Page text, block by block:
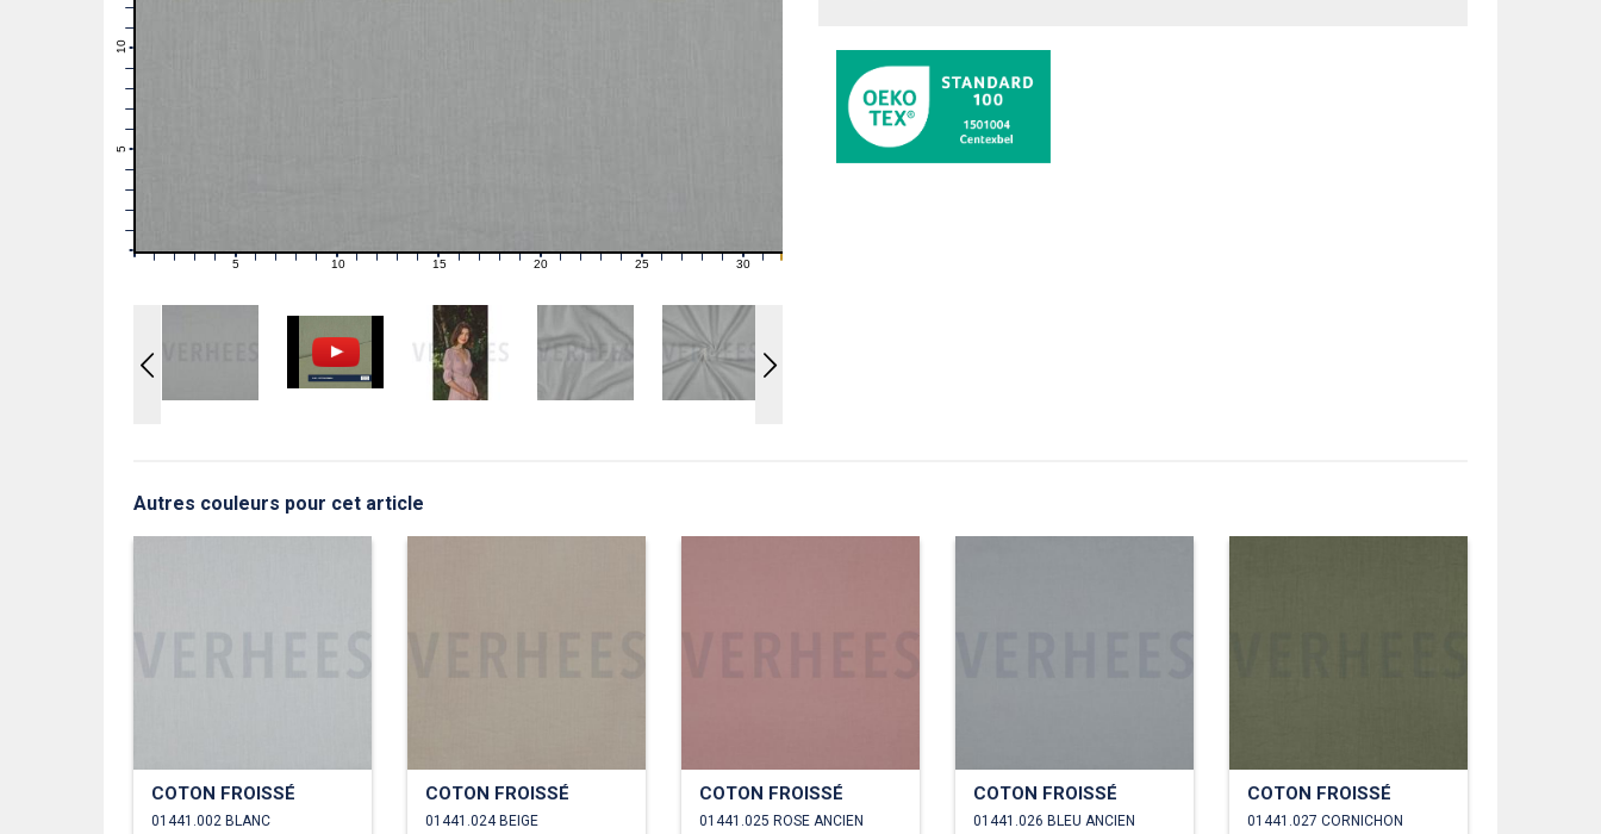
10
11
12
1 2 3 4 6 7 8 9 11 12 13 14 16 17 18 19 21 22 23 24 26 27 28 29 31
Autres couleurs pour cet article
COTON FROISSÉ
01441.002 BLANC
COTON FROISSÉ
01441.024 BEIGE
COTON FROISSÉ
01441.025 ROSE ANCIEN
COTON FROISSÉ
01441.026 BLEU ANCIEN
COTON FROISSÉ
01441.027 CORNICHON